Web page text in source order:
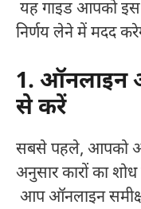
यह गाइड आपको इस
निर्णय लेने में मदद
1. ऑनलाइन
से करें
सबसे पहले, आपको
अनुसार कारों का शोध
आप ऑनलाइन